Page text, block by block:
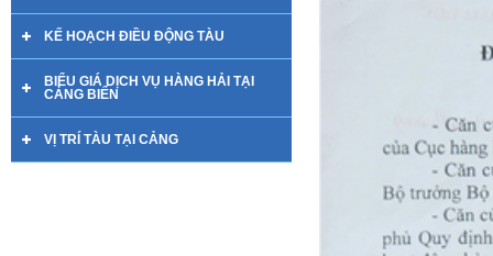
KẾ HOẠCH ĐIỀU ĐỘNG TÀU
BIỂU GIÁ DỊCH VỤ HÀNG HẢI TẠI
CẢNG BIỂN
VỊ TRÍ TÀU TẠI CẢNG